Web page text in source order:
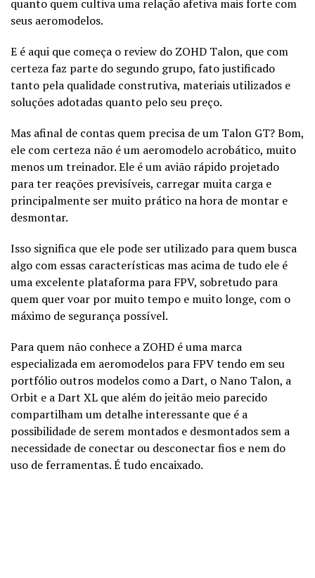
quanto quem cultiva uma relação afetiva mais forte com
seus aeromodelos.
E é aqui que começa o review do ZOHD Talon, que com
certeza faz parte do segundo grupo, fato justificado
tanto pela qualidade construtiva, materiais utilizados e
soluções adotadas quanto pelo seu preço.
Mas afinal de contas quem precisa de um Talon GT? Bom,
ele com certeza não é um aeromodelo acrobático, muito
menos um treinador. Ele é um avião rápido projetado
para ter reações previsíveis, carregar muita carga e
principalmente ser muito prático na hora de montar e
desmontar.
Isso significa que ele pode ser utilizado para quem busca
algo com essas características mas acima de tudo ele é
uma excelente plataforma para FPV, sobretudo para
quem quer voar por muito tempo e muito longe, com o
máximo de segurança possível.
Para quem não conhece a ZOHD é uma marca
especializada em aeromodelos para FPV tendo em seu
portfólio outros modelos como a Dart, o Nano Talon, a
Orbit e a Dart XL que além do jeitão meio parecido
compartilham um detalhe interessante que é a
possibilidade de serem montados e desmontados sem a
necessidade de conectar ou desconectar fios e nem do
uso de ferramentas. É tudo encaixado.